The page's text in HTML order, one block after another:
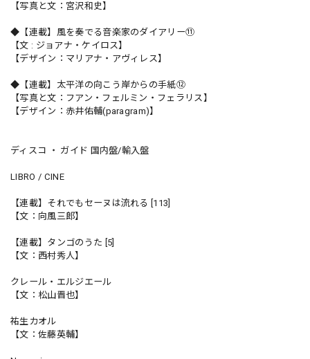
【写真と文：宮沢和史】
◆【連載】風を奏でる音楽家のダイアリー⑪
【文 : ジョアナ・ケイロス】
【デザイン：マリアナ・アヴィレス】
◆【連載】太平洋の向こう岸からの手紙⑫
【写真と文：フアン・フェルミン・フェラリス】
【デザイン：赤井佑輔(paragram)】
ディスコ ・ ガイド 国内盤/輸入盤
LIBRO / CINE
【連載】それでもセーヌは流れる [113]
【文：向風三郎】
【連載】タンゴのうた [5]
【文：西村秀人】
クレール・エルジエール
【文：松山晋也】
祐生カオル
【文：佐藤英輔】